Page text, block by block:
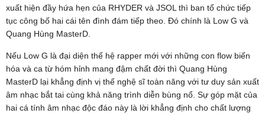
xuất hiện đầy hứa hẹn của RHYDER và JSOL thì ban tổ chức tiếp
tục công bố hai cái tên đình đám tiếp theo. Đó chính là Low G và
Quang Hùng MasterD.
Nếu Low G là đại diện thế hệ rapper mới với những con flow biến
hóa và ca từ hóm hỉnh mang đậm chất đời thì Quang Hùng
MasterD lại khẳng định vị thế nghệ sĩ toàn năng với tư duy sản xuất
âm nhạc bắt tai cùng khả năng trình diễn bùng nổ. Sự góp mặt của
hai cá tính âm nhạc độc đáo này là lời khẳng định cho chất lượng